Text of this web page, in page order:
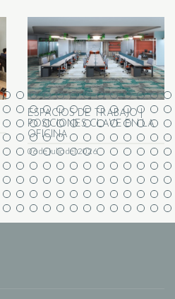
ESPACIOS DE TRABAJO |
POSICIONES CLAVE EN LA
OFICINA
06 de julio del 2026